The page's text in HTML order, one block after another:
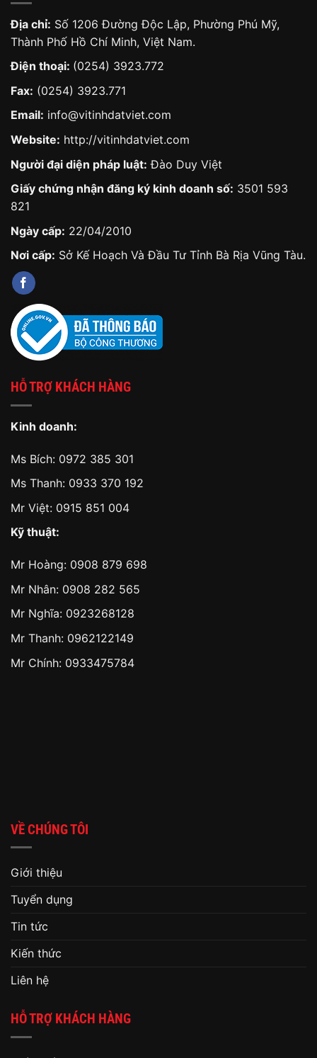
Địa chỉ: Số 1206 Đường Độc Lập, Phường Phú Mỹ,
Thành Phố Hồ Chí Minh, Việt Nam.
Điện thoại: (0254) 3923.772
Fax: (0254) 3923.771
Email: info@vitinhdatviet.com
Website: http://vitinhdatviet.com
Người đại diện pháp luật: Đào Duy Việt
Giấy chứng nhận đăng ký kinh doanh số: 3501 593
821
Ngày cấp: 22/04/2010
Nơi cấp: Sở Kế Hoạch Và Đầu Tư Tỉnh Bà Rịa Vũng Tàu.
HỖ TRỢ KHÁCH HÀNG
Kinh doanh:
Ms Bích: 0972 385 301
Ms Thanh: 0933 370 192
Mr Việt: 0915 851 004
Kỹ thuật:
Mr Hoàng: 0908 879 698
Mr Nhân: 0908 282 565
Mr Nghĩa: 0923268128
Mr Thanh: 0962122149
Mr Chính: 0933475784
VỀ CHÚNG TÔI
Giới thiệu
Tuyển dụng
Tin tức
Kiến thức
Liên hệ
HỖ TRỢ KHÁCH HÀNG